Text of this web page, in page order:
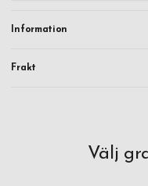
Information
Frakt
Välj